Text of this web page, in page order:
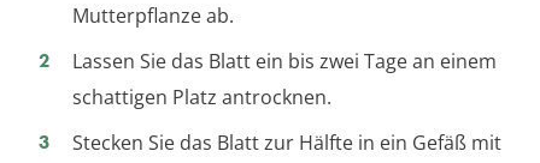
Mutterpflanze ab.
Lassen Sie das Blatt ein bis zwei Tage an einem
schattigen Platz antrocknen.
Stecken Sie das Blatt zur Hälfte in ein Gefäß mit